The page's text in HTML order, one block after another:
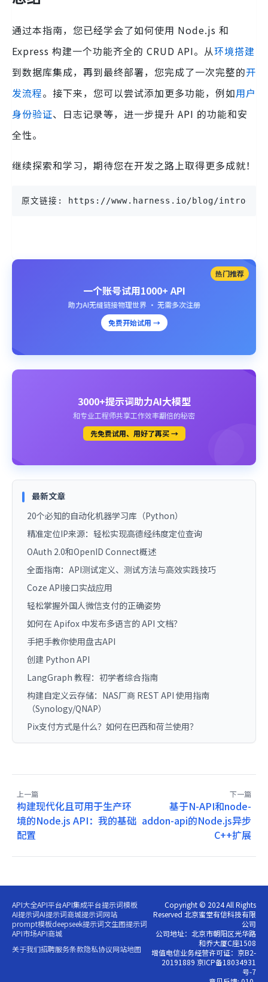
通过本指南，您已经学会了如何使用 Node.js 和
Express 构建一个功能齐全的 CRUD API。从环境搭建
到数据库集成，再到最终部署，您完成了一次完整的开
发流程。接下来，您可以尝试添加更多功能，例如用户
身份验证、日志记录等，进一步提升 API 的功能和安
全性。
继续探索和学习，期待您在开发之路上取得更多成就！
原文链接: https://www.harness.io/blog/
热门推荐
一个账号试用1000+ API
助力AI无缝链接物理世界 · 无需多次注册
免费开始试用 →
3000+提示词助力AI大模型
和专业工程师共享工作效率翻倍的秘密
先免费试用、用好了再买 →
最新文章
20个必知的自动化机器学习库（Python）
精准定位IP来源：轻松实现高德经纬度定位查询
OAuth 2.0和OpenID Connect概述
全面指南：API测试定义、测试方法与高效实践技巧
Coze API接口实战应用
轻松掌握外国人微信支付的正确姿势
如何在 Apifox 中发布多语言的 API 文档？
手把手教你使用盘古API
创建 Python API
LangGraph 教程：初学者综合指南
构建自定义云存储：NAS厂商 REST API 使用指南
（Synology/QNAP）
Pix支付方式是什么？如何在巴西和荷兰使用？
上一篇
构建现代化且可用于生产环
境的Node.js API：我的基础
配置
下一篇
基于N-API和node-
addon-api的Node.js异步
C++扩展
API大全API平台API集成平台提示词模板
AI提示词AI提示词商城提示词网站
prompt模板deepseek提示词文生图提示词
API市场API商城
关于我们招聘服务条款隐私协议网站地图
Copyright © 2024 All Rights
Reserved 北京蜜堂有信科技有限
公司
公司地址：北京市朝阳区光华路
和乔大厦C座1508
增值电信业务经营许可证：京B2-
20191889 京ICP备18034931
号-7